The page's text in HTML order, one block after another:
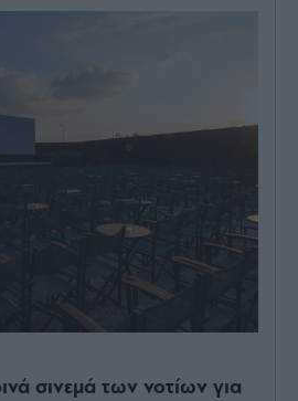
σινεμά των νοτίων για